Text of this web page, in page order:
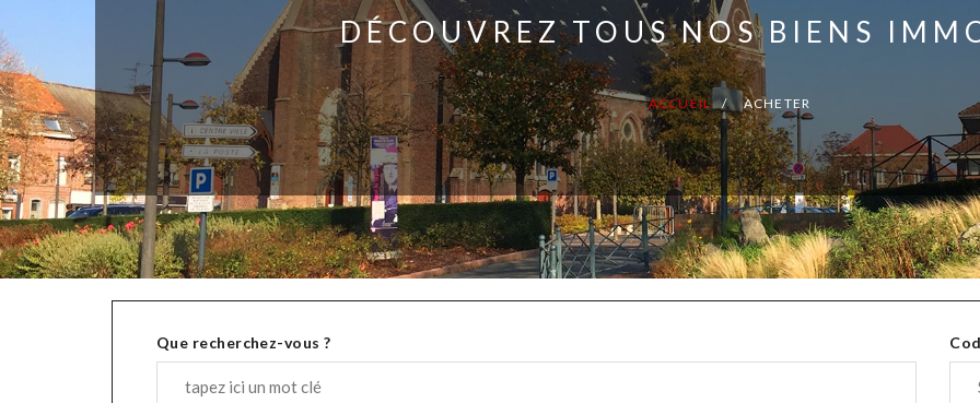
DÉCOUVREZ TOUS NOS BIENS
ACCUEIL ACHETER
Que recherchez-vous ?